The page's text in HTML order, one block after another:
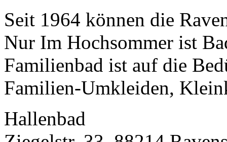
Seit 1964 können die
Nur Im Hochsommer ist
Familienbad ist auf die
Familien-Umkleiden,
Hallenbad